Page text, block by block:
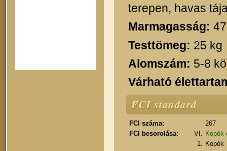
terepen, havas
Marmagasság:
Testtömeg: 25 kg
Alomszám: 5-8
Várható
FCI standard
FCI száma:
267
FCI besorolása:
VI. Kopók
1. Kopók